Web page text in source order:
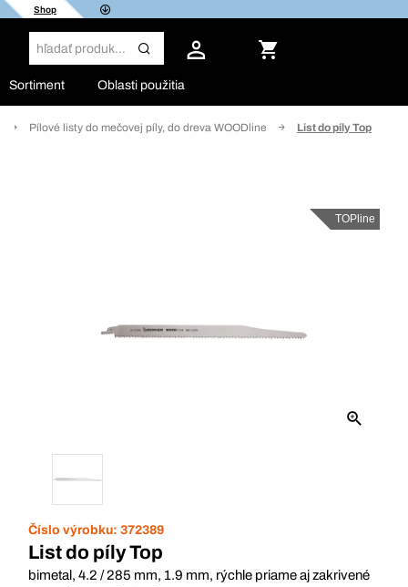
Shop
Sortiment Oblasti použitia
Pílové listy do mečovej píly, do dreva WOODline List do píly Top
TOPline
Číslo výrobku: 372389
List do píly Top
bimetal, 4.2 / 285 mm, 1.9 mm, rýchle priame aj zakrivené